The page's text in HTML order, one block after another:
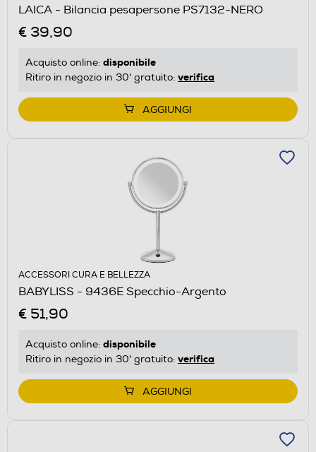
LAICA - Bilancia pesapersone PS7132-NERO
€ 39,90
Acquisto online: disponibile
Ritiro in negozio in 30' gratuito: verifica
AGGIUNGI
ACCESSORI CURA E BELLEZZA
BABYLISS - 9436E Specchio-Argento
€ 51,90
Acquisto online: disponibile
Ritiro in negozio in 30' gratuito: verifica
AGGIUNGI